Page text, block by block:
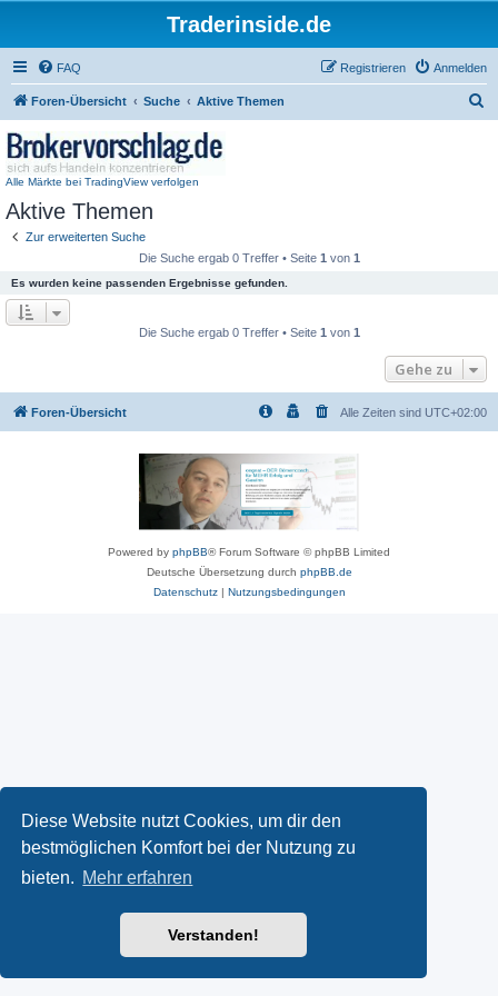
Diese Website nutzt Cookies, um dir den
bestmöglichen Komfort bei der Nutzung zu
bieten. Mehr erfahren
Verstanden!
Traderinside.de
FAQ Anmelden
Registrieren
Foren-Übersicht Suche Aktive Themen
Alle Märkte bei TradingView verfolgen
Aktive Themen
Zur erweiterten Suche
Die Suche ergab 0 Treffer • Seite 1 von 1
Es wurden keine passenden Ergebnisse gefunden.
Die Suche ergab 0 Treffer • Seite 1 von 1
Gehe zu
Foren-Übersicht Alle Zeiten sind UTC+02:00
Powered by phpBB® Forum Software © phpBB Limited
Deutsche Übersetzung durch phpBB.de
Datenschutz| Nutzungsbedingungen